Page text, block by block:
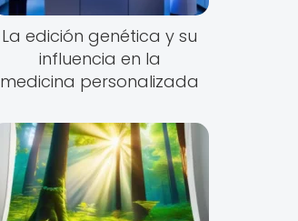
La edición genética y su
influencia en la
medicina personalizada